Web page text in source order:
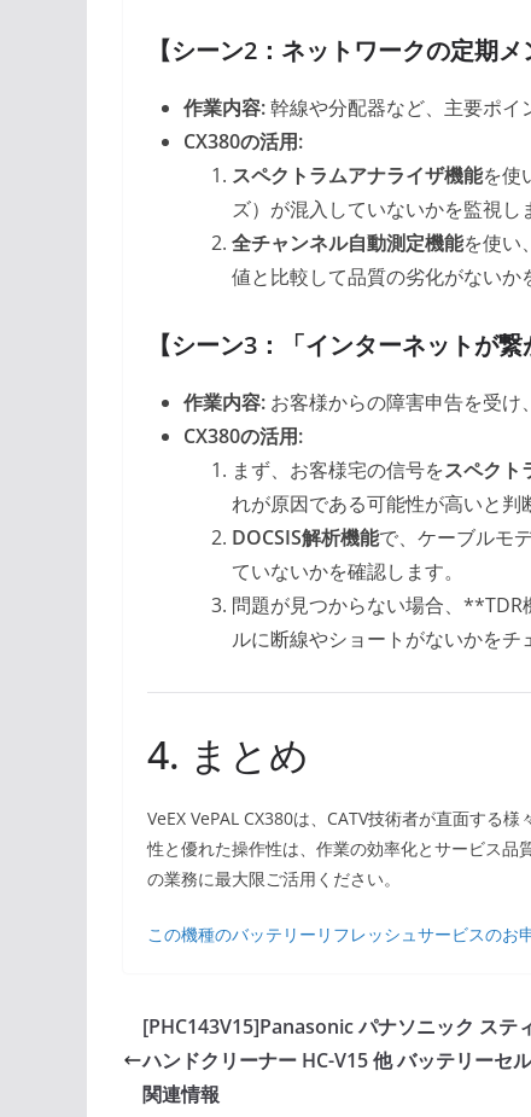
【シーン2：ネットワークの定期メ
作業内容:幹線や分配器など、主要ポイ
CX380の活用:
スペクトラムアナライザ機能を使
ズ）が混入していないかを監視し
全チャンネル自動測定機能を使い
値と比較して品質の劣化がないか
【シーン3：「インターネットが
作業内容: お客様からの障害申告を受け
CX380の活用:
まず、お客様宅の信号をスペクト
れが原因である可能性が高いと判
DOCSIS解析機能で、ケーブルモ
ていないかを確認します。
問題が見つからない場合、
ルに断線やショートがないかをチ
4. まとめ
VeEX VePAL CX380は、CATV技術者が直面する
性と優れた操作性は、作業の効率化とサービス品
の業務に最大限ご活用ください。
この機種のバッテリーリフレッシュサービスのお
[PHC143V15]Panasonic パナソニック ステ
ハンドクリーナー HC-V15 他 バッテリーセ
関連情報